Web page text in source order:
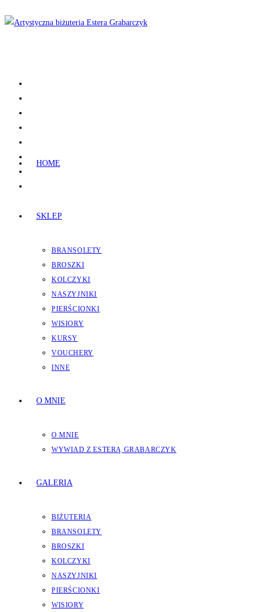
to
HOME
SKLEP
BRANSOLETY
BROSZKI
KOLCZYKI
NASZYJNIKI
PIERŚCIONKI
WISIORY
KURSY
VOUCHERY
INNE
O MNIE
O MNIE
WYWIAD Z ESTERĄ GRABARCZYK
GALERIA
BIŻUTERIA
BRANSOLETY
BROSZKI
KOLCZYKI
NASZYJNIKI
PIERŚCIONKI
WISIORY